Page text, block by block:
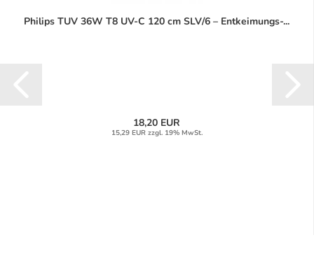
Philips TUV 36W T8 UV-C 120 cm SLV/6 – Entkeimungs-...
18,20 EUR
15,29 EUR zzgl. 19% MwSt.